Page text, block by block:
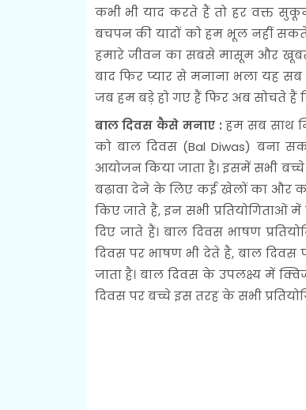
कभी भी याद करते हैं तो हर वक्त
बचपन की यादों को हम भूल नहीं
हमारे जीवन का सबसे मासूम और
बाद फिर प्यार से मनाना भला यह
जब हम बड़े हो गए हैं फिर अब सोचते हैं
बाल दिवस कैसे मनाए : हम सब साथ
को बाल दिवस (Bal Diwas) बना
आयोजन किया जाता है। इसमें सभी
बढ़ावा देने के लिए कई खेलों का और
किए जाते हैं, इन सभी प्रतियोगिताओं
दिए जाते हैं। बाल दिवस भाषण
दिवस पर भाषण भी देते है, बाल दिवस
जाता है। बाल दिवस के उपलक्ष्य में
दिवस पर बच्चे इस तरह के सभी